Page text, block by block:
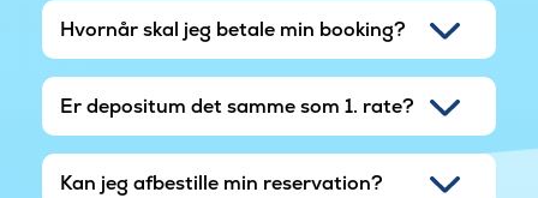
Hvornår skal jeg betale min booking?
Er depositum det samme som 1. rate?
Kan jeg afbestille min reservation?